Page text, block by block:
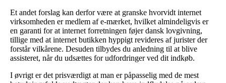
Et andet forslag kan derfor være at granske hvorvidt internet
virksomheden er medlem af e-mærket, hvilket almindeligvis er
en garanti for at internet forretningen føjer dansk lovgivning,
tillige med at internet butikken hyppigt revideres af jurister der
forstår vilkårene. Desuden tilbydes du anledning til at blive
assisteret, når du udsættes for udfordringer ved dit indkøb.
I øvrigt er det prisværdigt at man er påpasselig med de mest